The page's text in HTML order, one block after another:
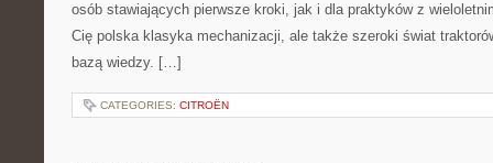
osób stawiających pierwsze kroki, jak i dla praktyków z
Cię polska klasyka mechanizacji, ale także szeroki świat
bazą wiedzy. […]
CATEGORIES: CITROËN